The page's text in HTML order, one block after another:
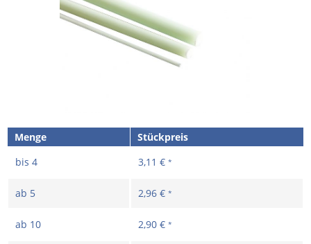
Menge
Stückpreis
bis 4 3,11 € *
ab 5 2,96 € *
ab 10 2,90 € *